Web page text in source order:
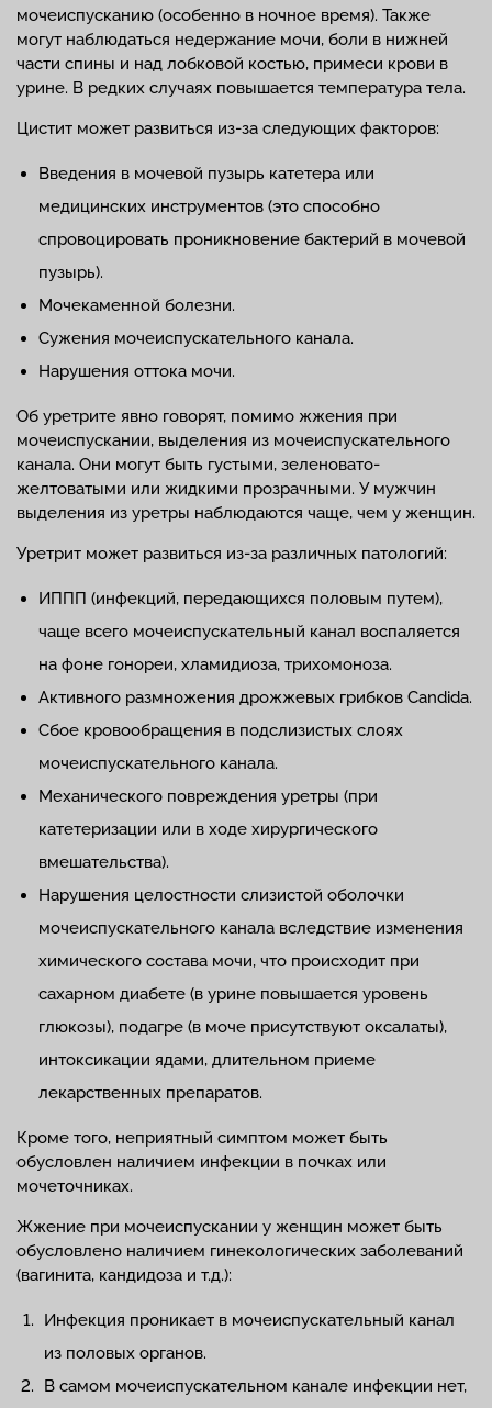
мочеиспусканию (особенно в ночное время). Также
могут наблюдаться недержание мочи, боли в нижней
части спины и над лобковой костью, примеси крови в
урине. В редких случаях повышается температура тела.
Цистит может развиться из-за следующих факторов:
Введения в мочевой пузырь катетера или
медицинских инструментов (это способно
спровоцировать проникновение бактерий в мочевой
пузырь).
Мочекаменной болезни.
Сужения мочеиспускательного канала.
Нарушения оттока мочи.
Об уретрите явно говорят, помимо жжения при
мочеиспускании, выделения из мочеиспускательного
канала. Они могут быть густыми, зеленовато-
желтоватыми или жидкими прозрачными. У мужчин
выделения из уретры наблюдаются чаще, чем у женщин.
Уретрит может развиться из-за различных патологий:
ИППП (инфекций, передающихся половым путем),
чаще всего мочеиспускательный канал воспаляется
на фоне гонореи, хламидиоза, трихомоноза.
Активного размножения дрожжевых грибков Candida.
Сбое кровообращения в подслизистых слоях
мочеиспускательного канала.
Механического повреждения уретры (при
катетеризации или в ходе хирургического
вмешательства).
Нарушения целостности слизистой оболочки
мочеиспускательного канала вследствие изменения
химического состава мочи, что происходит при
сахарном диабете (в урине повышается уровень
глюкозы), подагре (в моче присутствуют оксалаты),
интоксикации ядами, длительном приеме
лекарственных препаратов.
Кроме того, неприятный симптом может быть
обусловлен наличием инфекции в почках или
мочеточниках.
Жжение при мочеиспускании у женщин может быть
обусловлено наличием гинекологических заболеваний
(вагинита, кандидоза и т.д.):
Инфекция проникает в мочеиспускательный канал
из половых органов.
В самом мочеиспускательном канале инфекции нет,